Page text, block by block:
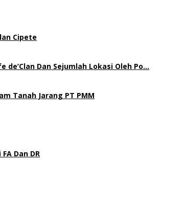
Cipete
Dan Sejumlah Lokasi Oleh Po…
Tanah Jarang PT PMM
Dan DR